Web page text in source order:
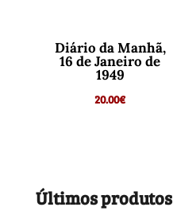
Diário da Manhã,
16 de Janeiro de
1949
20.00€
Últimos produtos